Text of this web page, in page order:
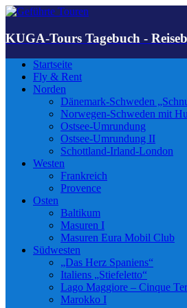
KUGA-Tours Tagebuch -
Startseite
Fly & Rent
Norden
Dänemark-Schweden
Norwegen-Schweden mit
Ostsee-Umrundung
Ostsee-Umrundung II
Schottland-Irland-London
Westen
Frankreich
Provence
Osten
Baltikum
Masuren I
Masuren Eura Mobil Club
Südwesten
„Das Herz Spaniens“
Italiens „Stiefeletto“
Lago Maggiore – Cinque
Marokko I